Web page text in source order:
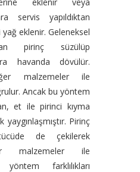
servis yapıldıktan
eklenir. Geleneksel
pirinç süzülüp
havanda dövülür.
malzemeler ile
Ancak bu yöntem
et ile pirinci kıyma
Pirinç
de çekilerek
malzemeler ile
yöntem farklılıkları